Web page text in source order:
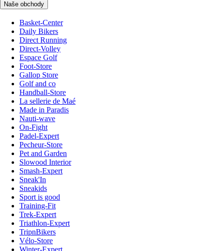
Naše obchody
Basket-Center
Daily Bikers
Direct Running
Direct-Volley
Espace Golf
Foot-Store
Gallop Store
Golf and co
Handball-Store
La sellerie de Maé
Made in Paradis
Nauti-wave
On-Fight
Padel-Expert
Pecheur-Store
Pet and Garden
Slowood Interior
Smash-Expert
Sneak'In
Sneakids
Sport is good
Training-Fit
Trek-Expert
Triathlon-Expert
TripnBikers
Vélo-Store